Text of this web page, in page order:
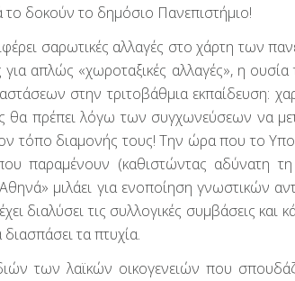
δοκούν το δημόσιο Πανεπιστήμιο!
σαρωτικές αλλαγές στο χάρτη των
για απλώς «χωροταξικές αλλαγές», η
στην τριτοβάθμια εκπαίδευση:
θα πρέπει λόγω των συγχωνεύσεων να
τόπο διαμονής τους! Την ώρα που το
παραμένουν (καθιστώντας αδύνατη
μιλάει για ενοποίηση γνωστικών
διαλύσει τις συλλογικές συμβάσεις και
τα πτυχία.
των λαϊκών οικογενειών που